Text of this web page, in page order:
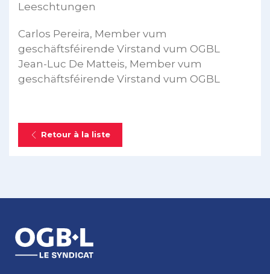
Leeschtungen
Carlos Pereira, Member vum
geschäftsféirende Virstand vum OGBL
Jean-Luc De Matteis, Member vum
geschäftsféirende Virstand vum OGBL
Retour à la liste